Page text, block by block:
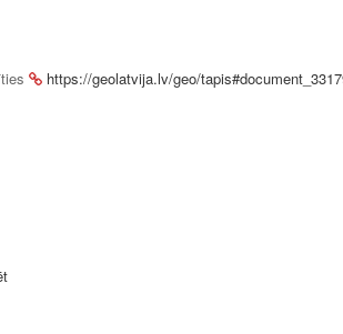
https://geolatvija.lv/geo/